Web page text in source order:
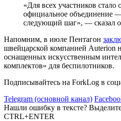
«Для всех участников стало
официальное объединение
следующий шаг», — сказал
Напомним, в июле Пентагон
швейцарской компанией Auterion
оснащенных искусственным
комплектов» для беспилотников.
Подписывайтесь на ForkLog в
Telegram (основной канал)
Нашли ошибку в тексте?
CTRL+ENTER